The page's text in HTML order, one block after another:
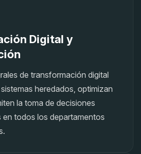
Digital y
de transformación digital
heredados, optimizan
la toma de decisiones
en todos los departamentos